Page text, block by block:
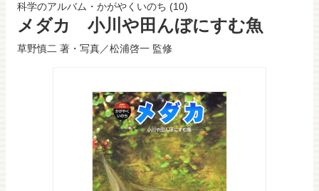
科学のアルバム・かがやくいのち (10)
メダカ 小川や田んぼにすむ魚
草野慎二 著・写真／松浦啓一 監修